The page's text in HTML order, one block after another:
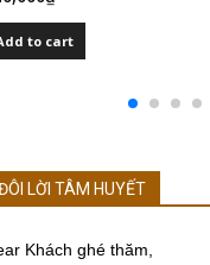
to cart
LỜI TÂM HUYẾT
Khách ghé thăm,